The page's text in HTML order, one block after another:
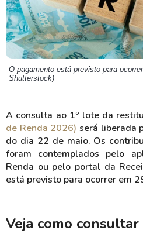
O pagamento está previsto para
Shutterstock)
A consulta ao 1º lote da
de Renda 2026) será liberada
do dia 22 de maio. Os
foram contemplados pelo
Renda ou pelo portal da
está previsto para ocorrer em
Veja como